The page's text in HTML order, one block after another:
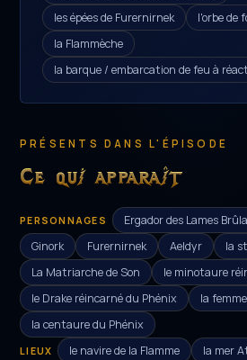
les épées de Furernirnek
l'orbe de
la Flammèche
la barque / embarcation de feu à
PRÉSENTS DANS L'ÉPISODE
Ce qui apparaît
PERSONNAGES Ergador des Lames
Ginork
Furernirnek Aeldyr
la
La Matriarche de Son
le minotaure
le Drake réincarné du Phénix
la
la centaure du Phénix
LIEUX le navire de la Flamme
la mer